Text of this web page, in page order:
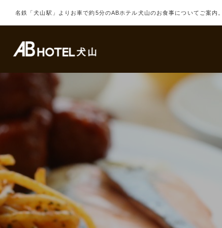
名鉄「犬山駅」よりお車で約5分のABホテル犬山のお食事についてご案内。